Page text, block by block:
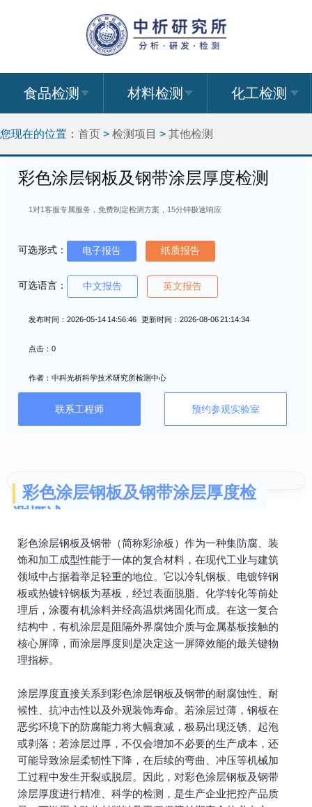
食品检测 材料检测 化工检测
您现在的位置： 首页 > 检测项目 > 其他检测
彩色涂层钢板及钢带涂层厚度检测
1对1客服专属服务，免费制定检测方案，15分钟极速响应
可选形式： 电子报告 纸质报告
可选语言： 中文报告 英文报告
发布时间：2026-05-14 14:56:46 更新时间：2026-08-06 21:14:34
点击：0
作者：中科光析科学技术研究所检测中心
联系工程师 预约参观实验室
彩色涂层钢板及钢带涂层厚度检
测概述
彩色涂层钢板及钢带（简称彩涂板）作为一种集防腐、装
饰和加工成型性能于一体的复合材料，在现代工业与建筑
领域中占据着举足轻重的地位。它以冷轧钢板、电镀锌钢
板或热镀锌钢板为基板，经过表面脱脂、化学转化等前处
理后，涂覆有机涂料并经高温烘烤固化而成。在这一复合
结构中，有机涂层是阻隔外界腐蚀介质与金属基板接触的
核心屏障，而涂层厚度则是决定这一屏障效能的最关键物
理指标。
涂层厚度直接关系到彩色涂层钢板及钢带的耐腐蚀性、耐
候性、抗冲击性以及外观装饰寿命。若涂层过薄，钢板在
恶劣环境下的防腐能力将大幅衰减，极易出现泛锈、起泡
或剥落；若涂层过厚，不仅会增加不必要的生产成本，还
可能导致涂层柔韧性下降，在后续的弯曲、冲压等机械加
工过程中发生开裂或脱层。因此，对彩色涂层钢板及钢带
涂层厚度进行精准、科学的检测，是生产企业把控产品质